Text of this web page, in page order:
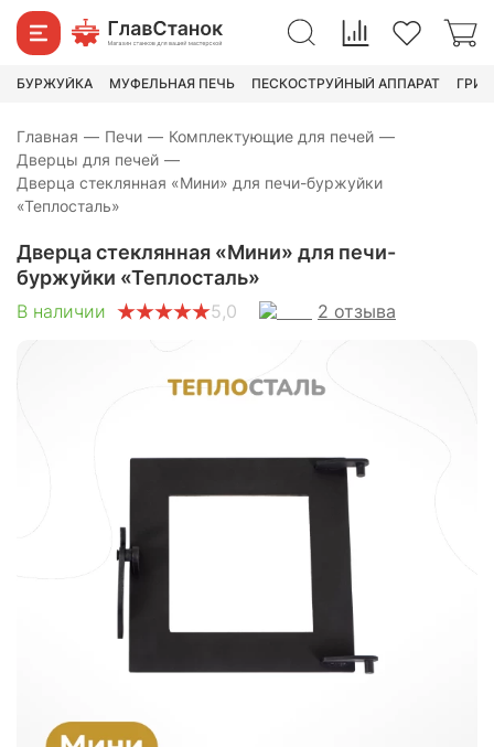
БУРЖУЙКА МУФЕЛЬНАЯ ПЕЧЬ ПЕСКОСТРУЙНЫЙ АППАРАТ
Главная — Печи — Комплектующие для печей —
Дверцы для печей —
Дверца стеклянная «Мини» для печи-буржуйки
«Теплосталь»
3 190 5 790
Дверца стеклянная «Мини» для печи-
буржуйки «Теплосталь»
В наличии 5,0 2 отзыва